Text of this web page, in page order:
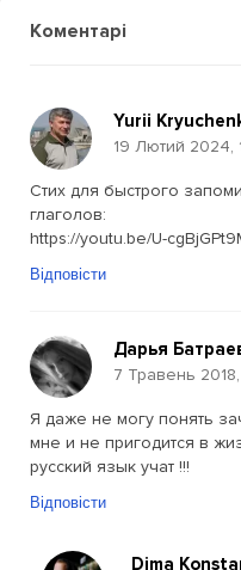
Коментарі
Yurii
19 Лютий 2024,
Стих для быстрого
глаголов:
https://youtu.be/U-
Відповісти
Дарья
7 Травень 2018,
Я даже не могу понять
мне и не пригодится в
русский язык учат !!!
Відповісти
Dima